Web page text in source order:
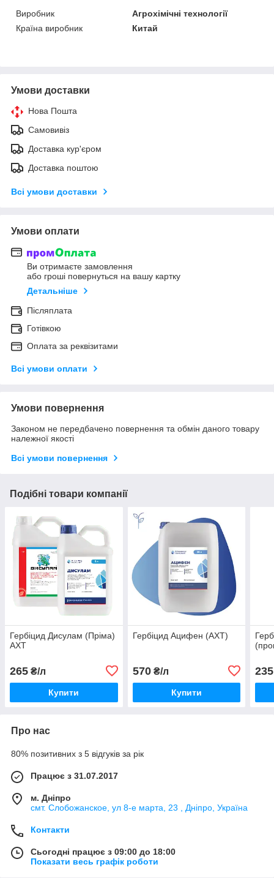
Виробник
Агрохімічні технології
Країна виробник
Китай
Умови доставки
Нова Пошта
Самовивіз
Доставка кур'єром
Доставка поштою
Всі умови доставки
Умови оплати
Ви отримаєте замовлення
або гроші повернуться на вашу картку
Детальніше
Післяплата
Готівкою
Оплата за реквізитами
Всі умови оплати
Умови повернення
Законом не передбачено повернення та обмін даного товару
належної якості
Всі умови повернення
Подібні товари компанії
Гербіцид Дисулам (Пріма)
АХТ
265 ₴/л
Купити
Гербіцид Ацифен (АХТ)
570₴/л
Купити
235
Про нас
80% позитивних з 5 відгуків за рік
Працює з 31.07.2017
м. Дніпро
смт. Слобожанское, ул 8-е марта, 23 , Дніпро, Україна
Контакти
Сьогодні працює з 09:00 до 18:00
Показати весь графік роботи